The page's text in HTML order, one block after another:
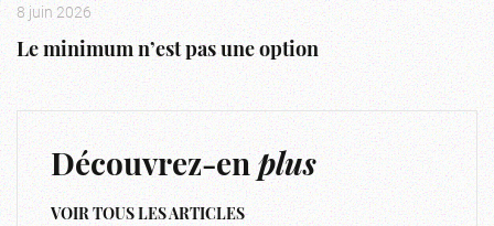
8 juin 2026
Le minimum n’est pas une option
Découvrez-enplus
VOIR TOUS LES ARTICLES